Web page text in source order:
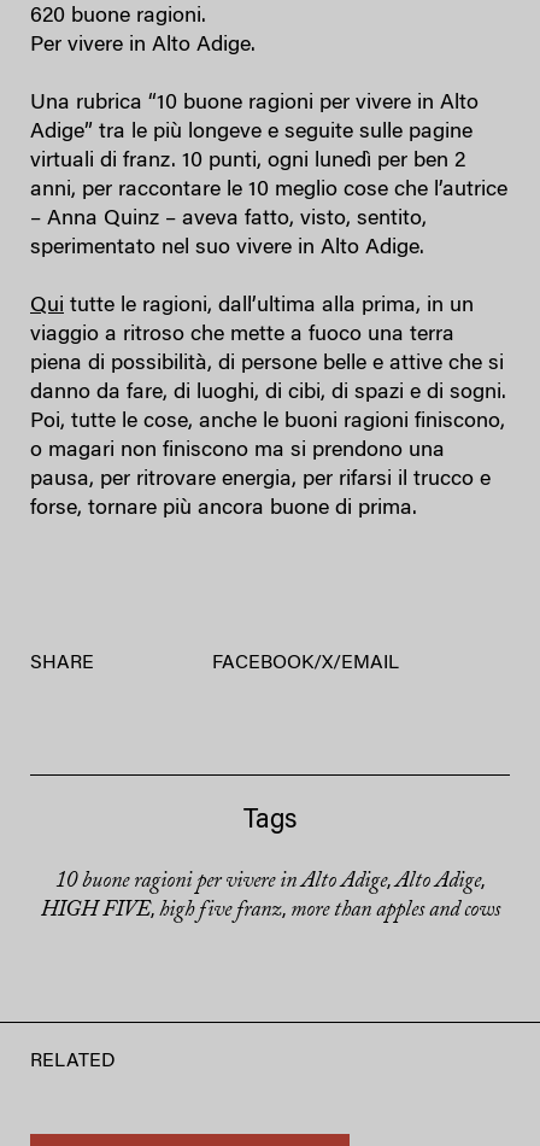
620 buone ragioni.
Per vivere in Alto Adige.
Una rubrica “10 buone ragioni per vivere in Alto
Adige” tra le più longeve e seguite sulle pagine
virtuali di franz. 10 punti, ogni lunedì per ben 2
anni, per raccontare le 10 meglio cose che l’autrice
– Anna Quinz – aveva fatto, visto, sentito,
sperimentato nel suo vivere in Alto Adige.
Qui tutte le ragioni, dall’ultima alla prima, in un
viaggio a ritroso che mette a fuoco una terra
piena di possibilità, di persone belle e attive che si
danno da fare, di luoghi, di cibi, di spazi e di sogni.
Poi, tutte le cose, anche le buoni ragioni finiscono,
o magari non finiscono ma si prendono una
pausa, per ritrovare energia, per rifarsi il trucco e
forse, tornare più ancora buone di prima.
SHARE FACEBOOK/X/ EMAIL
Tags
10 buone ragioni per vivere in Alto Adige,Alto Adige,
HIGH FIVE, high five franz, more than apples and cows
RELATED